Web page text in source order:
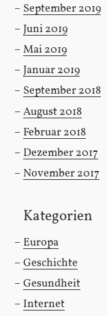
September 2019
Juni 2019
Mai 2019
Januar 2019
September 2018
August 2018
Februar 2018
Dezember 2017
November 2017
Kategorien
Europa
Geschichte
Gesundheit
Internet